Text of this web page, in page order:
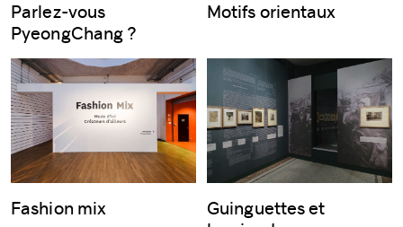
Parlez-vous
PyeongChang ?
Motifs orientaux
Fashion mix
Guinguettes et